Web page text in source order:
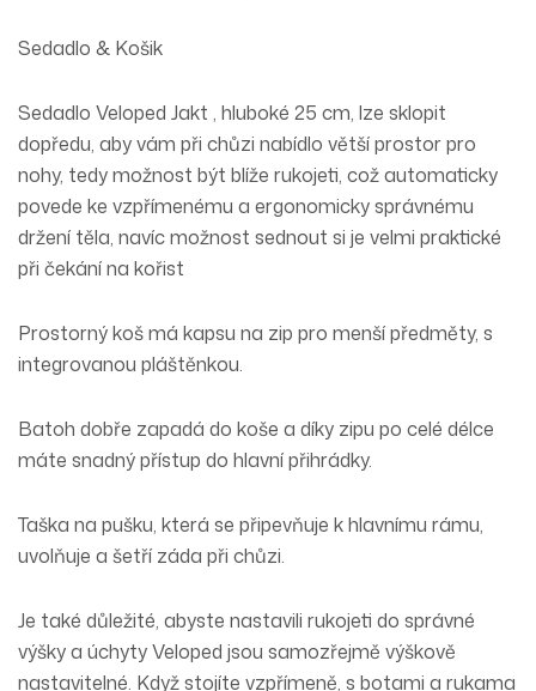
Sedadlo & Košik
Sedadlo Veloped Jakt , hluboké 25 cm, lze sklopit
dopředu, aby vám při chůzi nabídlo větší prostor pro
nohy, tedy možnost být blíže rukojeti, což automaticky
povede ke vzpřímenému a ergonomicky správnému
držení těla, navíc možnost sednout si je velmi praktické
při čekání na kořist
Prostorný koš má kapsu na zip pro menší předměty, s
integrovanou pláštěnkou.
Batoh dobře zapadá do koše a díky zipu po celé délce
máte snadný přístup do hlavní přihrádky.
Taška na pušku, která se připevňuje k hlavnímu rámu,
uvolňuje a šetří záda při chůzi.
Je také důležité, abyste nastavili rukojeti do správné
výšky a úchyty Veloped jsou samozřejmě výškově
nastavitelné. Když stojíte vzpřímeně, s botami a rukama